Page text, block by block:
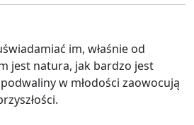
im, właśnie od
jest natura, jak bardzo jest
w młodości zaowocują